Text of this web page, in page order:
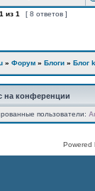
1 из 1 [ 8 ответов ]
» Форум » Блоги » Блог
на конференции
пользователи:
Powered